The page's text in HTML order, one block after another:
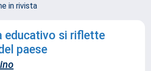
in rivista
educativo si riflette
paese